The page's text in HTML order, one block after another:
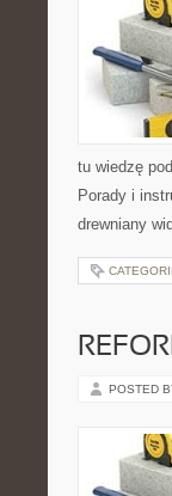
tu wiedzę
Porady i
drewniany
POSTED